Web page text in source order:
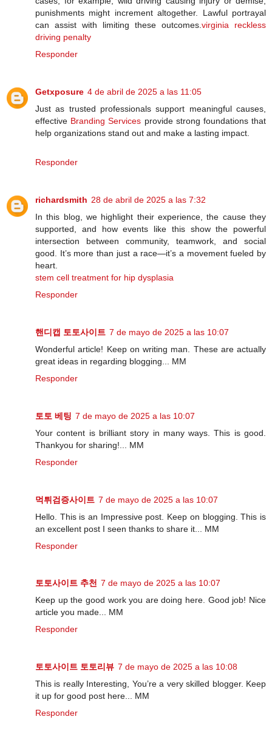
punishments might increment altogether. Lawful portrayal
can assist with limiting these outcomes. virginia reckless
driving penalty
Responder
Getxposure 4 de abril de 2025 a las 11:05
Just as trusted professionals support meaningful causes,
effective Branding Services provide strong foundations that
help organizations stand out and make a lasting impact.
Responder
richardsmith 28 de abril de 2025 a las 7:32
In this blog, we highlight their experience, the cause they
supported, and how events like this show the powerful
intersection between community, teamwork, and social
good. It’s more than just a race—it’s a movement fueled by
heart.
stem cell treatment for hip dysplasia
Responder
핸디캡 토토사이트 7 de mayo de 2025 a las 10:07
Wonderful article! Keep on writing man. These are actually
great ideas in regarding blogging... MM
Responder
토토 베팅 7 de mayo de 2025 a las 10:07
Your content is brilliant story in many ways. This is good.
Thankyou for sharing!... MM
Responder
먹튀검증사이트 7 de mayo de 2025 a las 10:07
Hello. This is an Impressive post. Keep on blogging. This is
an excellent post I seen thanks to share it... MM
Responder
토토사이트 추천 7 de mayo de 2025 a las 10:07
Keep up the good work you are doing here. Good job! Nice
article you made... MM
Responder
토토사이트 토토리뷰 7 de mayo de 2025 a las 10:08
This is really Interesting, You’re a very skilled blogger. Keep
it up for good post here... MM
Responder